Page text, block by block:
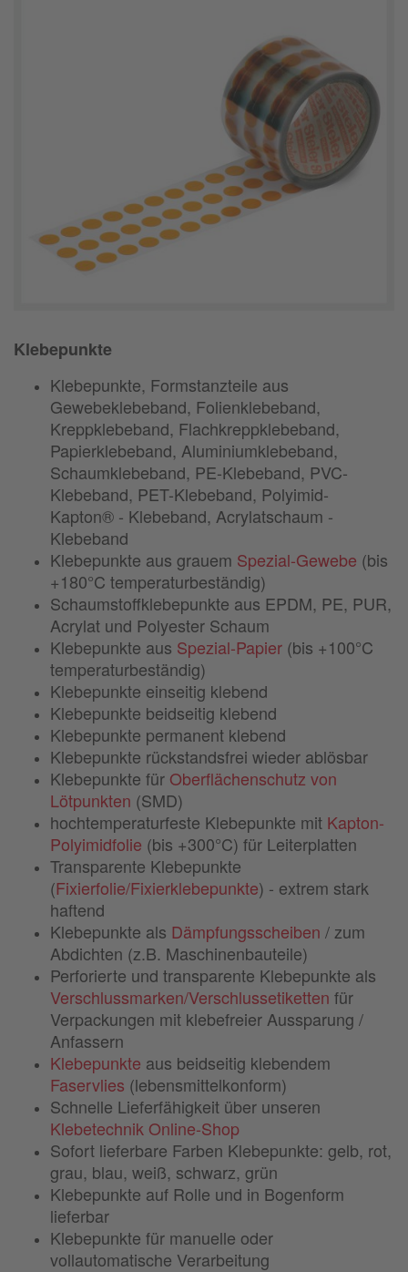
Klebepunkte
Klebepunkte, Formstanzteile aus
Gewebeklebeband, Folienklebeband,
Kreppklebeband, Flachkreppklebeband,
Papierklebeband, Aluminiumklebeband,
Schaumklebeband, PE-Klebeband, PVC-
Klebeband, PET-Klebeband, Polyimid-
Kapton® - Klebeband, Acrylatschaum -
Klebeband
Klebepunkte aus grauem Spezial-Gewebe (bis
+180°C temperaturbeständig)
Schaumstoffklebepunkte aus EPDM, PE, PUR,
Acrylat und Polyester Schaum
Klebepunkte aus Spezial-Papier (bis +100°C
temperaturbeständig)
Klebepunkte einseitig klebend
Klebepunkte beidseitig klebend
Klebepunkte permanent klebend
Klebepunkte rückstandsfrei wieder ablösbar
Klebepunkte für Oberflächenschutz von
Lötpunkten (SMD)
hochtemperaturfeste Klebepunkte mit Kapton-
Polyimidfolie (bis +300°C) für Leiterplatten
Transparente Klebepunkte
(Fixierfolie/Fixierklebepunkte) - extrem stark
haftend
Klebepunkte als Dämpfungsscheiben / zum
Abdichten (z.B. Maschinenbauteile)
Perforierte und transparente Klebepunkte als
Verschlussmarken/Verschlussetiketten für
Verpackungen mit klebefreier Aussparung /
Anfassern
Klebepunkte aus beidseitig klebendem
Faservlies (lebensmittelkonform)
Schnelle Lieferfähigkeit über unseren
Klebetechnik Online-Shop
Sofort lieferbare Farben Klebepunkte: gelb, rot,
grau, blau, weiß, schwarz, grün
Klebepunkte auf Rolle und in Bogenform
lieferbar
Klebepunkte für manuelle oder
vollautomatische Verarbeitung